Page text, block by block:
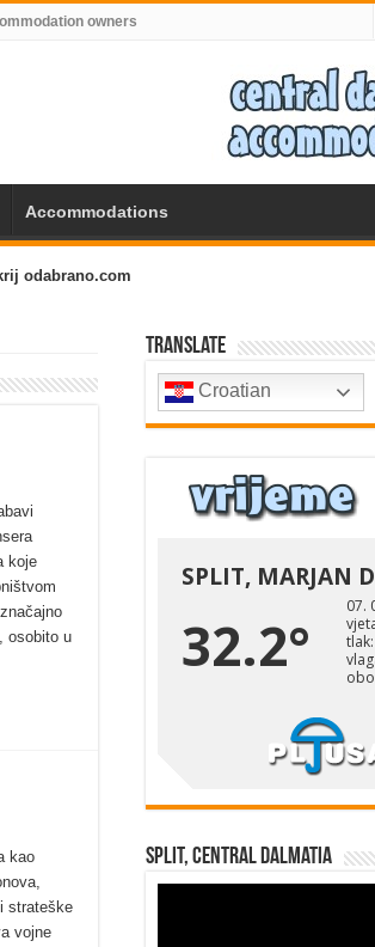
owners
Accommodations
odabrano.com
koje
osobito u
kao
strateške
vojne
Translate
Croatian
Split, Central Dalmatia